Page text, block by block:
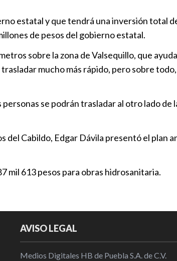
Avanza conexión de 7 municipios
Puente La Panga
Puebla | 08:41
Puebla | 16:30
Armenta cumple compromiso
Puebla
09:00
estatal y que tendrá una inversión total
de pesos del gobierno estatal.
sobre la zona de Valsequillo, que
mucho más rápido, pero sobre
se podrán trasladar al otro lado de
Cabildo, Edgar Dávila presentó el plan
mil 613 pesos para obras hidrosanitaria.
AVISO LEGAL
Medios Digitales HB de Puebla S.A. de C.V.